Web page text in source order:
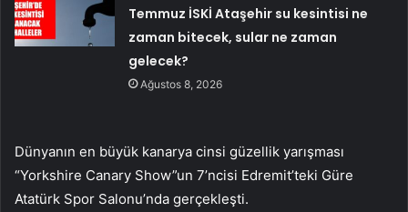
Temmuz İSKİ Ataşehir su kesintisi ne
zaman bitecek, sular ne zaman
gelecek?
Ağustos 8, 2026
Dünyanın en büyük kanarya cinsi güzellik yarışması
“Yorkshire Canary Show”un 7’ncisi Edremit’teki Güre
Atatürk Spor Salonu’nda gerçekleşti.